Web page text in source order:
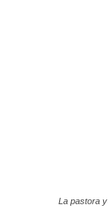
La pastora